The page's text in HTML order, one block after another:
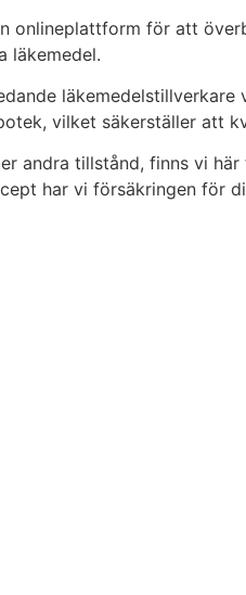
för att
läkemedel.
vilket säkerställer att
andra tillstånd, finns vi
har vi försäkringen för